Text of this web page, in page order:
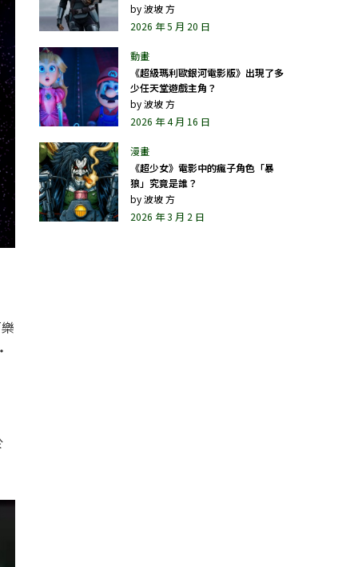
by波坡 方
2026 年 5 月 20 日
《超級瑪利歐銀河電影版》出現了多
少任天堂遊戲主角？
by波坡 方
2026 年 4 月 16 日
《超少女》電影中的瘋子角色「暴
狼」究竟是誰？
by波坡 方
2026 年 3 月 2 日